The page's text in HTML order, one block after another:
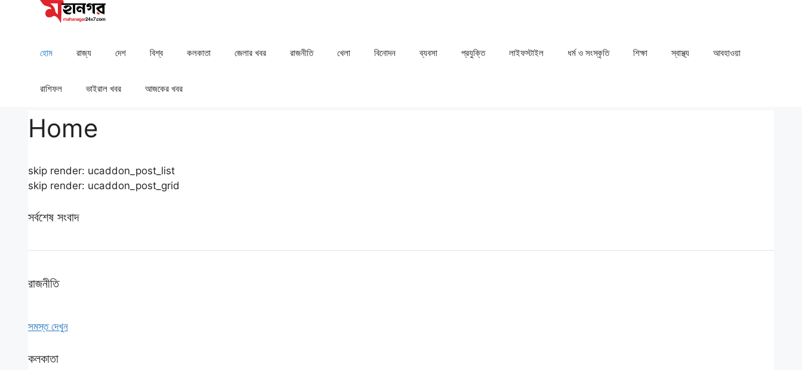
হোম রাজ্য দেশ ⁠বিশ্ব কলকাতা ⁠⁠জেলার খবর রাজনীতি খেলা ⁠বিনোদন ব্যবসা প্রযুক্তি লাইফস্টাইল ধর্ম ও সংস্কৃতি ⁠⁠শিক্ষা ⁠⁠স্বাস্থ্য ⁠⁠আবহাওয়া
রাশিফল ⁠⁠ভাইরাল খবর আজকের খবর
Home
skip render: ucaddon_post_list
skip render: ucaddon_post_grid
সর্বশেষ সংবাদ
রাজনীতি
সমস্ত দেখুন
কলকাতা